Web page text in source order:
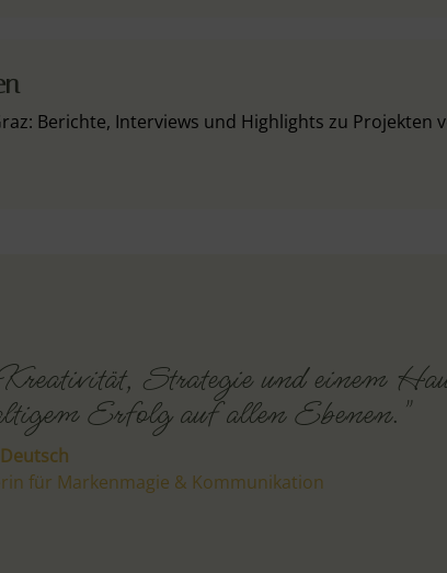
Berichte, Interviews und Highlights zu Projekten
Strategie und einem
Erfolg auf allen Ebenen."
für Markenmagie & Kommunikation